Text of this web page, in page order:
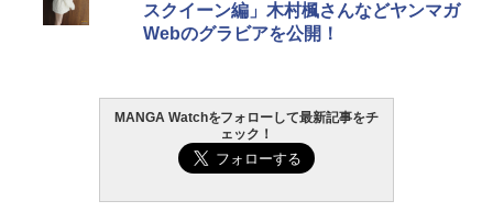
スクイーン編」木村楓さんなどヤンマガ
Webのグラビアを公開！
MANGA Watchをフォローして最新記事をチ
ェック！